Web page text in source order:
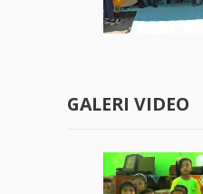
GALERI VIDEO